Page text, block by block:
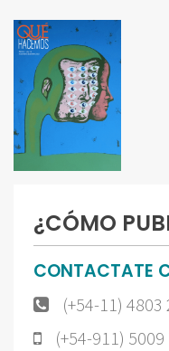
¿CÓMO
CONTACTATE
(+54-11) 4803
(+54-911) 5009